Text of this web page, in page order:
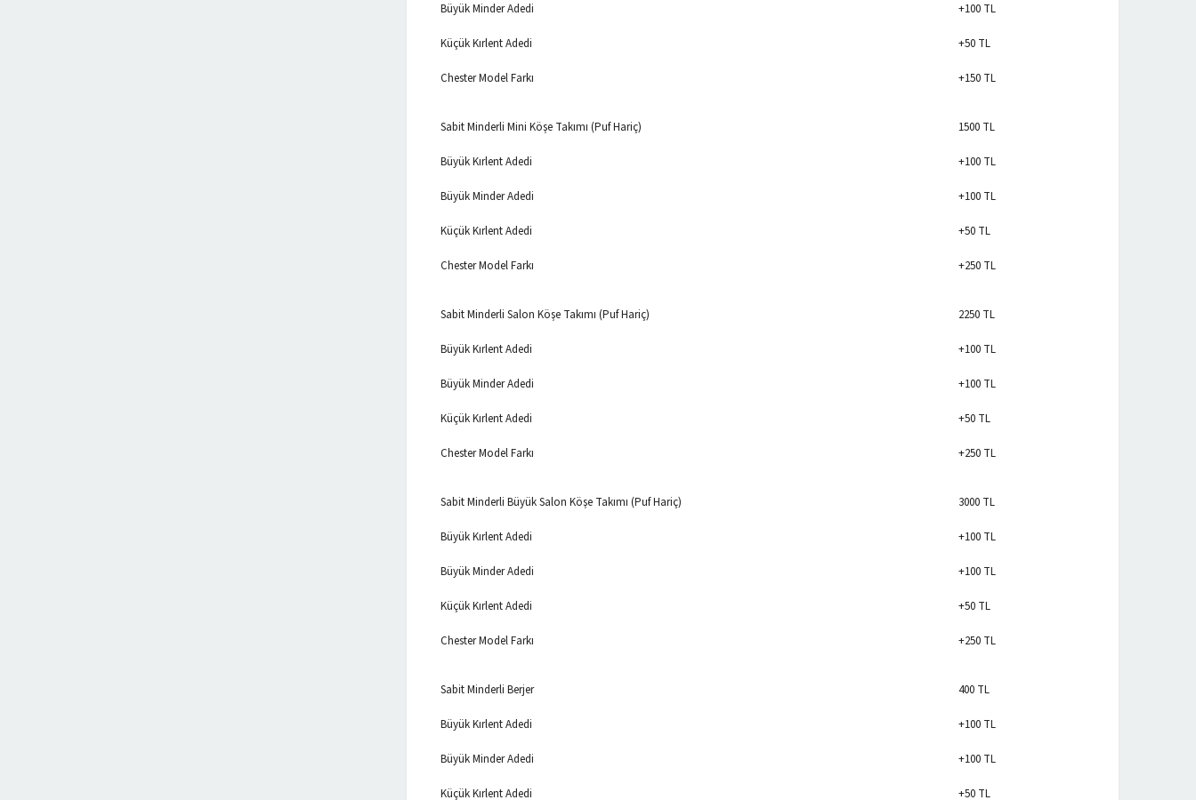
Büyük Minder Adedi +100 TL
Küçük Kırlent Adedi +50 TL
Chester Model Farkı +150 TL
Sabit Minderli Mini Köşe Takımı (Puf Hariç) 1500 TL
Büyük Kırlent Adedi +100 TL
Büyük Minder Adedi +100 TL
Küçük Kırlent Adedi +50 TL
Chester Model Farkı +250 TL
Sabit Minderli Salon Köşe Takımı (Puf Hariç) 2250 TL
Büyük Kırlent Adedi +100 TL
Büyük Minder Adedi +100 TL
Küçük Kırlent Adedi +50 TL
Chester Model Farkı +250 TL
Sabit Minderli Büyük Salon Köşe Takımı (Puf Hariç) 3000 TL
Büyük Kırlent Adedi +100 TL
Büyük Minder Adedi +100 TL
Küçük Kırlent Adedi +50 TL
Chester Model Farkı +250 TL
Sabit Minderli Berjer 400 TL
Büyük Kırlent Adedi +100 TL
Büyük Minder Adedi +100 TL
Küçük Kırlent Adedi +50 TL